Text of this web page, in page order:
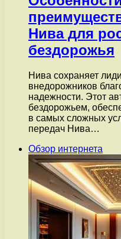
Нива для
бездорожья
Нива сохраняет
внедорожников
надежности. Этот
бездорожьем,
в самых сложных
передач Нива…
Обзор интернета